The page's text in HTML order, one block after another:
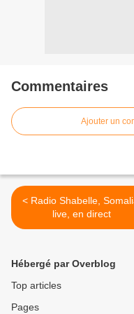
Commentaires
Ajouter un
< Radio Shabelle, Somalia,
live, en direct
Hébergé par Overblog
Top articles
Pages